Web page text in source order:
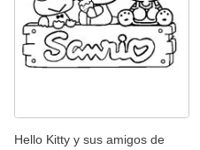
Hello Kitty y sus amigos de